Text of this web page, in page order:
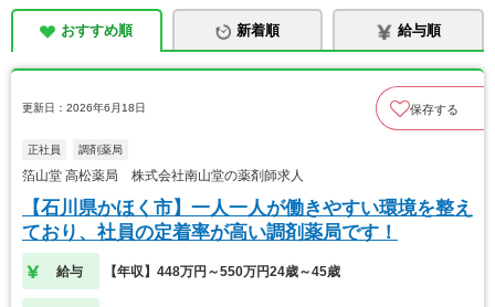
おすすめ順 新着順 給与順
更新日：2026年6月18日 保存する
正社員 調剤薬局
箔山堂 高松薬局 株式会社南山堂の薬剤師求人
【石川県かほく市】一人一人が働きやすい環境を整え
ており、社員の定着率が高い調剤薬局です！
給与 【年収】448万円～550万円24歳～45歳